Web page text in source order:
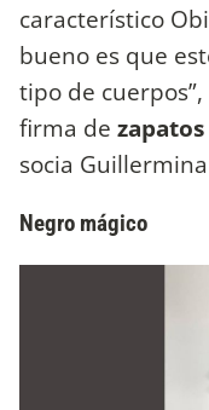
característico
bueno es que
tipo de
firma de
socia
Negro mágico